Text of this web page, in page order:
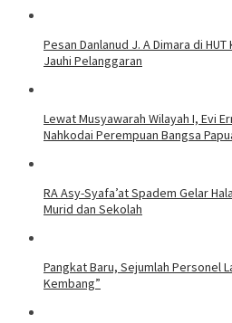
Pesan Danlanud J. A Dimara di
Jauhi Pelanggaran
Lewat Musyawarah Wilayah I, Evi
Nahkodai Perempuan Bangsa
RA Asy-Syafa’at Spadem Gelar
Murid dan Sekolah
Pangkat Baru, Sejumlah Personel
Kembang”